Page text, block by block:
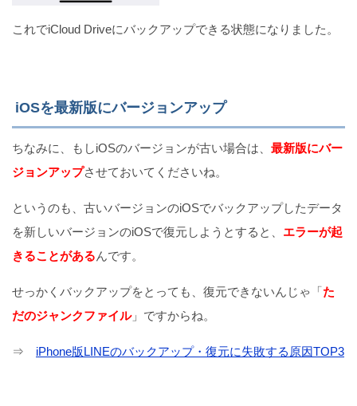
これでiCloud Driveにバックアップできる状態になりました。
iOSを最新版にバージョンアップ
ちなみに、もしiOSのバージョンが古い場合は、 最新版にバー
ジョンアップさせておいてくださいね。
というのも、古いバージョンのiOSでバックアップしたデータ
を新しいバージョンのiOSで復元しようとすると、 エラーが起
きることがあるんです。
せっかくバックアップをとっても、復元できないんじゃ「た
だのジャンクファイル」ですからね。
⇒ iPhone版LINEのバックアップ・復元に失敗する原因TOP3